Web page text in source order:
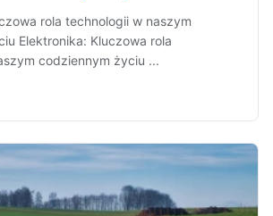
rola technologii w naszym
Elektronika: Kluczowa rola
codziennym życiu ...